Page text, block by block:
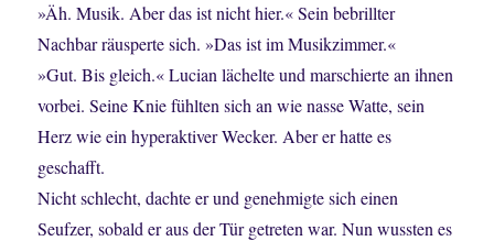
»Äh. Musik. Aber das ist nicht hier.« Sein bebrillter
Nachbar räusperte sich. »Das ist im Musikzimmer.«
»Gut. Bis gleich.« Lucian lächelte und marschierte an ihnen
vorbei. Seine Knie fühlten sich an wie nasse Watte, sein
Herz wie ein hyperaktiver Wecker. Aber er hatte es
geschafft.
Nicht schlecht, dachte er und genehmigte sich einen
Seufzer, sobald er aus der Tür getreten war. Nun wussten es